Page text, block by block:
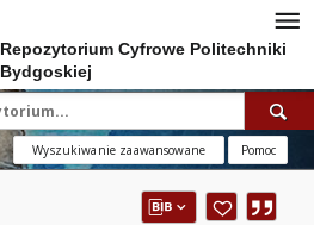
Repozytorium Cyfrowe Politechniki
Bydgoskiej
Wyszukiwanie zaawansowane Pomoc